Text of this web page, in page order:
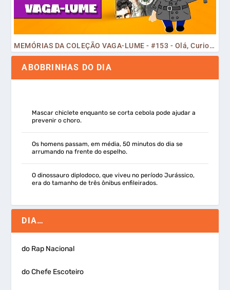
MEMÓRIAS DA COLEÇÃO VAGA-LUME - #153 - Olá, Curiosos! 2023
ABOBRINHAS DO DIA
Mascar chiclete enquanto se corta cebola pode ajudar a
prevenir o choro.
Os homens passam, em média, 50 minutos do dia se
arrumando na frente do espelho.
O dinossauro diplodoco, que viveu no período Jurássico,
era do tamanho de três ônibus enfileirados.
DIA…
do Rap Nacional
do Chefe Escoteiro